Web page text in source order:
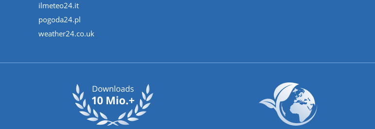
ilmeteo24.it
pogoda24.pl
weather24.co.uk